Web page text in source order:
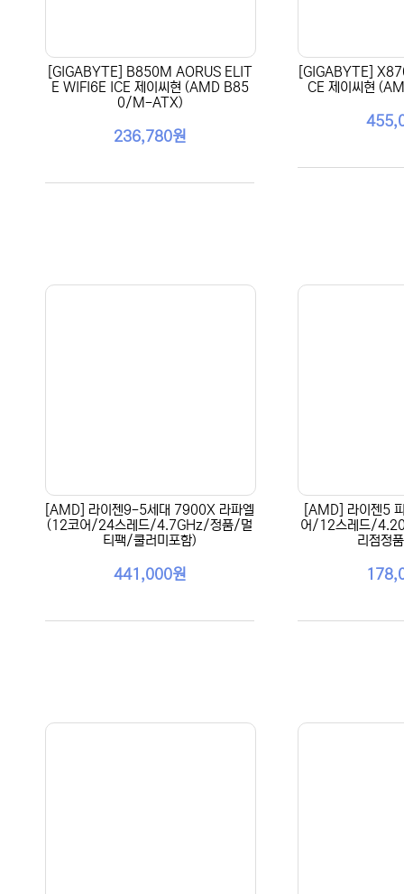
[GIGABYTE] B850M AORUS ELIT
E WIFI6E ICE 제이씨현 (AMD B85
0/M-ATX)
236,780원
[GIGABYTE]
CE 제이씨현
[AMD] 라이젠9-5세대 7900X 라파엘
(12코어/24스레드/4.7GHz/정품/멀
티팩/쿨러미포함)
441,000원
[AMD] 라이젠5
어/12스레드/
리점정